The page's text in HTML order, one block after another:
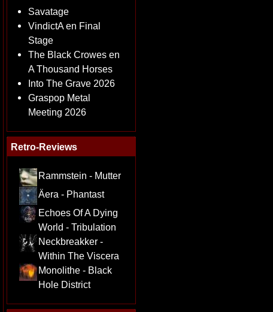
Savatage
VindictA en Final
Stage
The Black Crowes en
A Thousand Horses
Into The Grave 2026
Graspop Metal
Meeting 2026
Retro-Reviews
Rammstein - Mutter
Äera - Phantast
Echoes Of A Dying
World - Tribulation
Neckbreakker -
Within The Viscera
Monolithe - Black
Hole District